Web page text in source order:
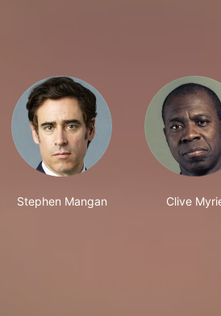
Stephen Mangan Clive